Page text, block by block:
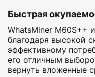
Быстрая
WhatsMiner M60S++
благодаря высокой
эффективному
его отличным
вернуть вложенные